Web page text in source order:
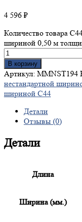
4 596 ₽
Количество товара
шириной 0,50 м
В корзину
Артикул: MMNST194
нестандартной
шириной С44
Детали
Отзывы (0)
Детали
Длина
Ширина (мм.)